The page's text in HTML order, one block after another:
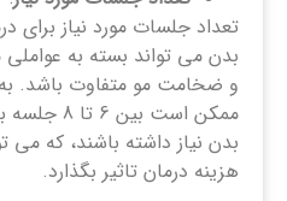
تعداد جلسات مورد نیاز برای
بدن می تواند بسته به
و ضخامت مو متفاوت باشد.
ممکن است
بدن نیاز داشته باشند، که می
هزینه درمان تاثیر بگذارد.